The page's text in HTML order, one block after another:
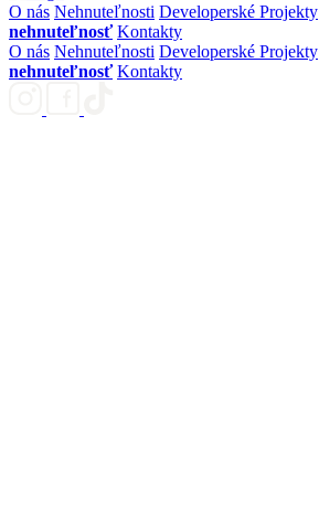
O nás Nehnuteľnosti Developerské Projekty
nehnuteľnosť Kontakty
O nás Nehnuteľnosti Developerské Projekty
nehnuteľnosť Kontakty